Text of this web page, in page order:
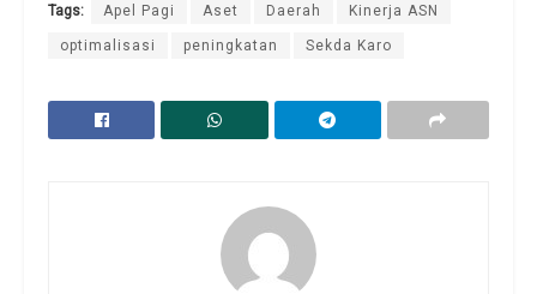
Tags: Apel Pagi Aset Daerah Kinerja ASN
optimalisasi peningkatan Sekda Karo